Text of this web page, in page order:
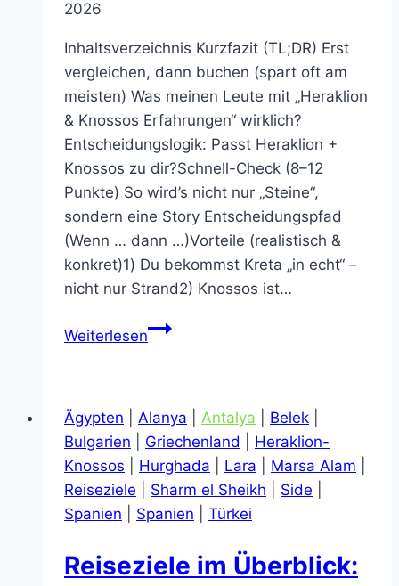
2026
Inhaltsverzeichnis Kurzfazit (TL;DR) Erst
vergleichen, dann buchen (spart oft am
meisten) Was meinen Leute mit „Heraklion
& Knossos Erfahrungen“ wirklich?
Entscheidungslogik: Passt Heraklion +
Knossos zu dir?Schnell-Check (8–12
Punkte) So wird’s nicht nur „Steine“,
sondern eine Story Entscheidungspfad
(Wenn … dann …)Vorteile (realistisch &
konkret)1) Du bekommst Kreta „in echt“ –
nicht nur Strand2) Knossos ist…
WeiterlesenHeraklion
Lohnt
sich
das
für
dich?
Ägypten Alanya Antalya Belek
Bulgarien
Griechenland
Heraklion-
Knossos
Hurghada Lara Marsa Alam
Reiseziele
Sharm el Sheikh Side
Spanien
Spanien Türkei
Reiseziele im Überblick: